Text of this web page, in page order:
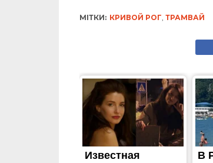
МІТКИ: КРИВОЙ РОГ, ТРАМВАЙ